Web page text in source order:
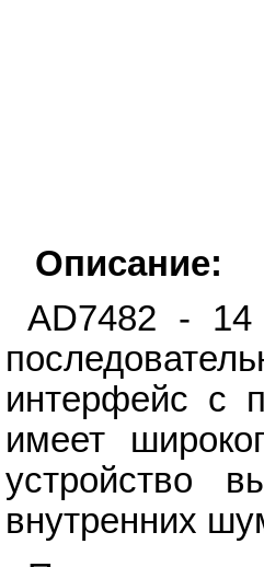
Описание:
AD7482 - 14
интерфейс с
имеет
устройство
внутренних